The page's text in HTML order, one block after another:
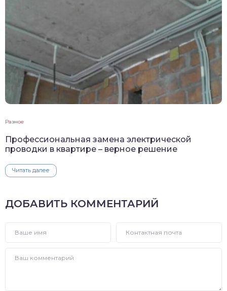
Разное
Профессиональная замена электрической
проводки в квартире – верное решение
Читать далее
ДОБАВИТЬ КОММЕНТАРИЙ